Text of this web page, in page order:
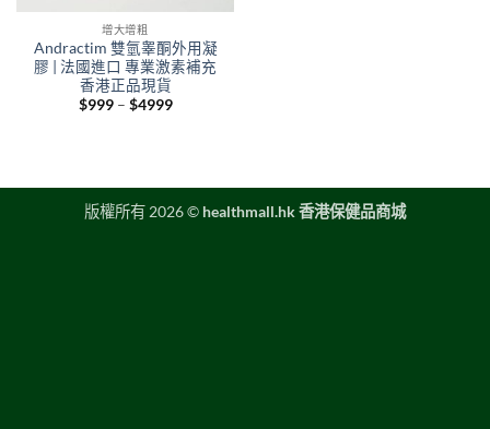
增大增粗
Andractim 雙氫睾酮外用凝
膠 | 法國進口 專業激素補充
香港正品現貨
$999 – $4999Price
版權所有 2026 © healthmall.hk 香港保健品商城